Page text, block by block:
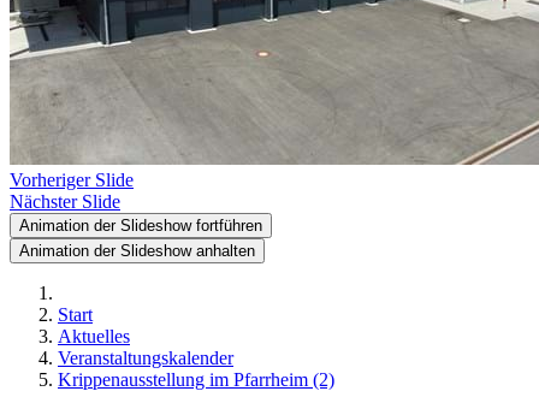
Vorheriger Slide
Nächster Slide
Animation der Slideshow fortführen
Animation der Slideshow anhalten
Start
Aktuelles
Veranstaltungskalender
Krippenausstellung im Pfarrheim (2)